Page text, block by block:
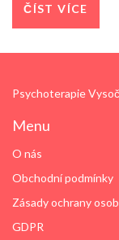
ČÍST VÍCE
Psychoterapie
Menu
O nás
Obchodní podmínky
Zásady ochrany
GDPR